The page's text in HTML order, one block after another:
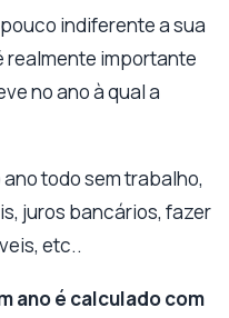
indiferente a sua
realmente importante
no ano à qual a
todo sem trabalho,
juros bancários, fazer
etc..
ano é calculado com